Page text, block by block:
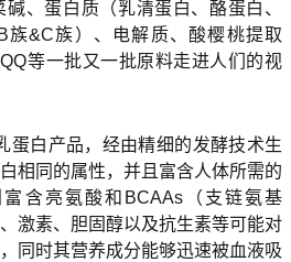
、蛋白质（乳清蛋白、酪蛋白、
族&C族）、电解质、酸樱桃提取
等一批又一批原料走进人们的视
蛋白产品，经由精细的发酵技术生
相同的属性，并且富含人体所需的
含亮氨酸和BCAAs（支链氨基
激素、胆固醇以及抗生素等可能对
同时其营养成分能够迅速被血液吸